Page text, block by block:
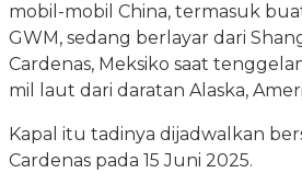
mobil-mobil China, termasuk
GWM, sedang berlayar dari
Cardenas, Meksiko saat
mil laut dari daratan Alaska,
Kapal itu tadinya dijadwalkan
Cardenas pada 15 Juni 2025.